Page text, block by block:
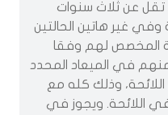
تقل عن ثلاث سنوات
وفي غير هاتين الحالتين
المخصص لهم وفقا
في الميعاد المحدد
الثالثة من المادة 62 من اللائحة، وذلك كله مع
في اللائحة. ويجوز في